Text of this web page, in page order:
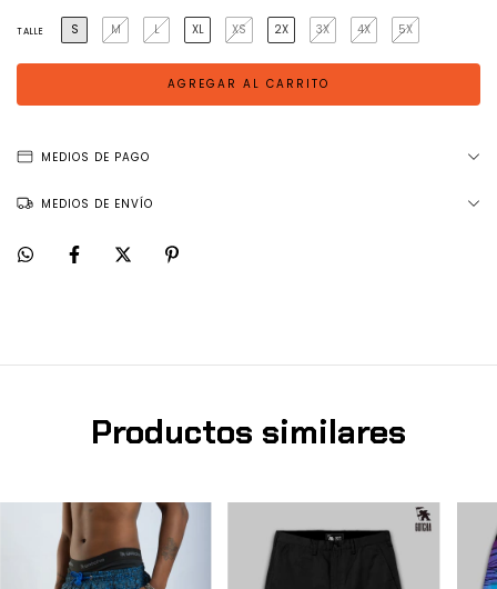
TALLE S M L XL XS 2X 3X 4X 5X
MEDIOS DE PAGO
MEDIOS DE ENVÍO
Productos similares